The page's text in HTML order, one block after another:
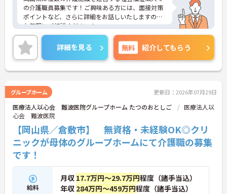
の介護職員募集です！ご興味ある方には、面接対策
ポイントなど、さらに詳細をお話しいたしますので
お気軽にご相談ください！
詳細を見る 無料 紹介してもらう
グループホーム 更新日：2026年07月29日
医療法人以心会 難波医院グループホーム たつのおとしご
医療法人以
心会 難波医院
【岡山県／倉敷市】 無資格・未経験OK◎クリ
ニックが母体のグループホームにて介護職の募集
です！
給料
月収 17.7万円～29.7万円程度（諸手当込）
年収 284万円～459万円程度（諸手当込）